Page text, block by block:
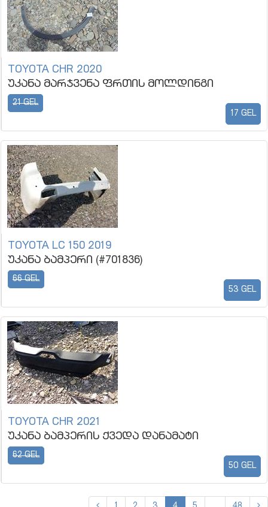
TOYOTA CHR 2020
უკანა მარჯვენა ფრთის მოლდინგი
21 GEL
17 GEL
TOYOTA LC 150 2019
უკანა ბამპერი (#701836)
66 GEL
53 GEL
TOYOTA CHR 2021
უკანა ბამპერის ქვედა დანამატი
62 GEL
50 GEL